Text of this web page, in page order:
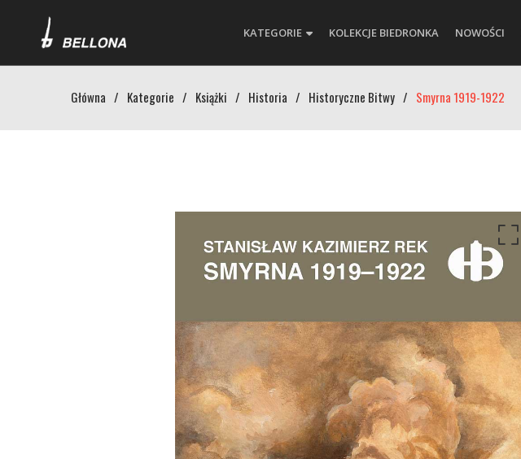
KATEGORIE KOLEKCJE BIEDRONKA NOWOŚCI
Główna / Kategorie / Książki / Historia / Historyczne Bitwy / Smyrna 1919-1922